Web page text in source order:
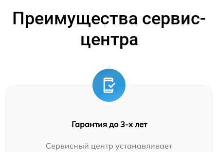
Преимущества сервис-
центра
Гарантия до 3-х лет
Сервисный центр устанавливает